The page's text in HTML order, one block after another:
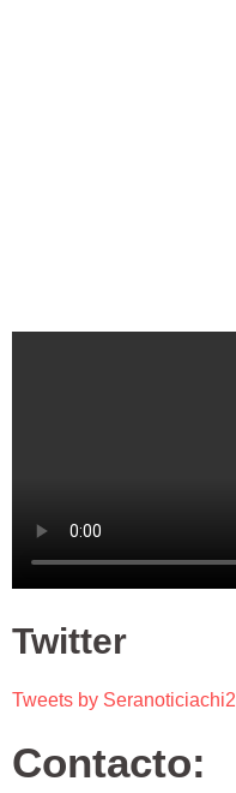
Twitter
Tweets by Seranoticiachi2
Contacto: